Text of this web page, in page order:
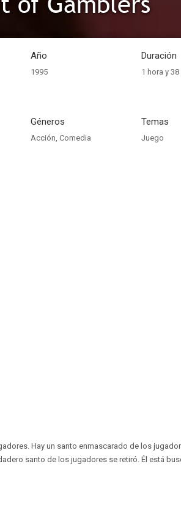
Año
1995
Duración
1 hora y
Géneros
Acción, Comedia
Temas
Juego
Hay un santo enmascarado de los
santo de los jugadores se retiró. Él está